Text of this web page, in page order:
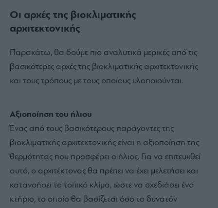
Οι αρχές της βιοκλιματικής
αρχιτεκτονικής
Παρακάτω, θα δούμε πιο αναλυτικά μερικές από τις
βασικότερες αρχές της βιοκλιματικής αρχιτεκτονικής
και τους τρόπους με τους οποίους υλοποιούνται.
Αξιοποίηση του ήλιου
Ένας από τους βασικότερους παράγοντες της
βιοκλιματικής αρχιτεκτονικής είναι η αξιοποίηση της
θερμότητας που προσφέρει ο ήλιος. Για να επιτευχθεί
αυτό, ο αρχιτέκτονας θα πρέπει να έχει μελετήσει και
κατανοήσει το τοπικό κλίμα, ώστε να σχεδιάσει ένα
κτήριο, το οποίο θα βασίζεται όσο το δυνατόν